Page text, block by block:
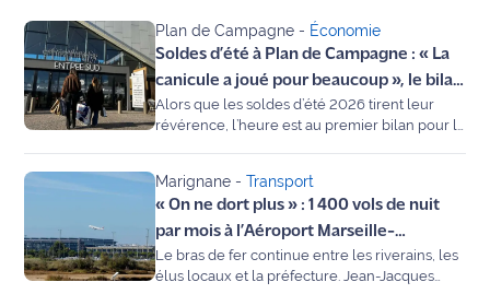
Agenda
Faits
divers
Sports
Société
Culture
Plan de Campagne - Économie
Soldes d’été à Plan de Campagne : « La
canicule a joué pour beaucoup », le bilan
contrasté de Kevin Robert porte-parole
de la zone
Alors que les soldes d’été 2026 tirent leur
révérence, l’heure est au premier bilan pour la
Robert, porte-parole des commerçants et
directeur de Literie n°1, analyse les tendances
de cette saison et dévoile les nouvelles
attentes des consommateurs pour mieux
dormir au frais.
Marignane -Transport
« On ne dort plus » : 1 400 vols de nuit
par mois à l’Aéroport Marseille-
Provence, le Collectif Mistral dénonce
l’enfer des vols de nuit
Le bras de fer continue entre les riverains, les
élus locaux et la préfecture. Jean-Jacques